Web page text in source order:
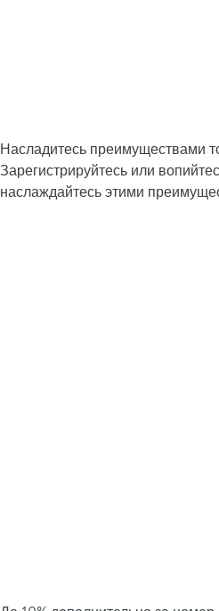
Насладитесь преимуществами
Зарегистрируйтесь или
наслаждайтесь этими